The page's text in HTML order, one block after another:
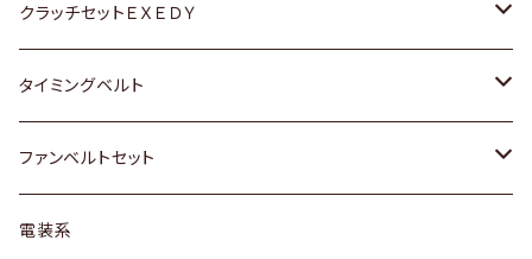
マツダ
三菱
スバル
日野
アストロ（シボレー）
クライスラー
日産
ダイハツ
マツダ
三菱
日産
ホンダ
マツダ
ホンダ
スズキ
ダイハツ
マツダ
クラッチセットＥＸＥＤＹ
ホンダ
スズキ
日産
タイミングベルト
トヨタ
スズキ
ファンベルトセット
トヨタ
電装系